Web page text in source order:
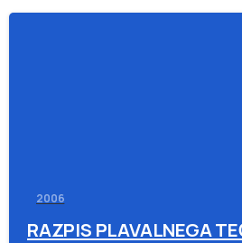
2006
RAZPIS PLAVALNEGA